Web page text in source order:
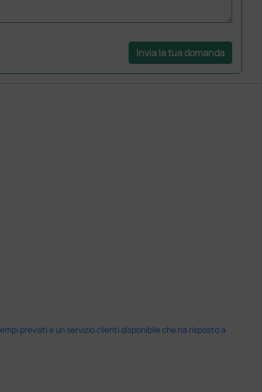
Invia la tua domanda
previsti e un servizio clienti disponibile che ha risposto a